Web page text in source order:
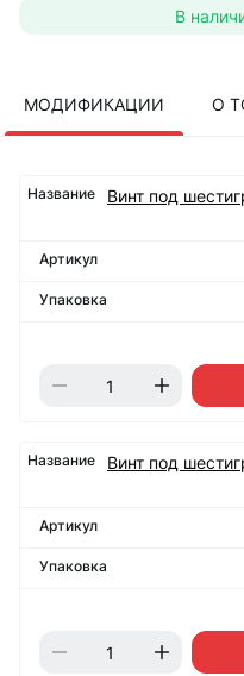
В
МОДИФИКАЦИИ О
Винт под
Винт под